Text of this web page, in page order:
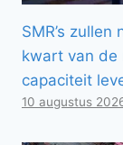
SMR’s
kwart van de
capaciteit
10 augustus